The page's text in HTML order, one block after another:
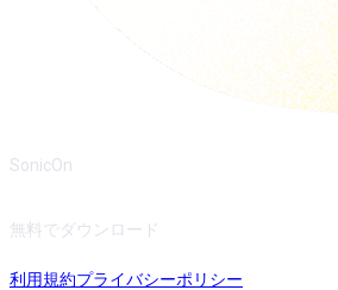
SonicOn
無料でダウンロード
利用規約プライバシーポリシー